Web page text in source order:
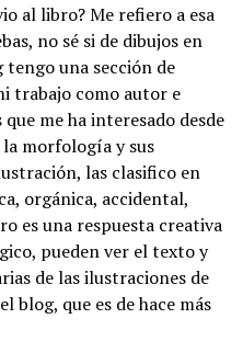
al libro? Me refiero a esa
no sé si de dibujos en
una sección de
trabajo como autor e
me ha interesado desde
morfología y sus
las clasifico en
orgánica, accidental,
es una respuesta creativa
pueden ver el texto y
de las ilustraciones de
blog, que es de hace más